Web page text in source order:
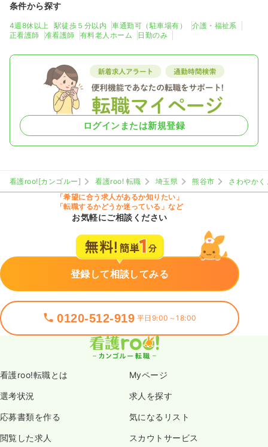
条件から探す
4週8休以上 駅徒歩５分以内 車通勤可（駐車場有）
介護・福祉系
正看護師
准看護師 有料老人ホーム 日勤のみ
ログインまたは新規登録
看護roo![カンゴルー] 看護roo! 転職 埼玉県 熊谷市
さわやか
「希望に合う求人があるか知りたい」
「転職するかどうか迷っている」など
お気軽にご相談ください
登録して相談してみる
0120-512-919 平日9:00～18:00
看護roo!転職とは Myページ
選考状況 求人を探す
応募書類を作る 気になるリスト
閲覧した求人 スカウトサービス